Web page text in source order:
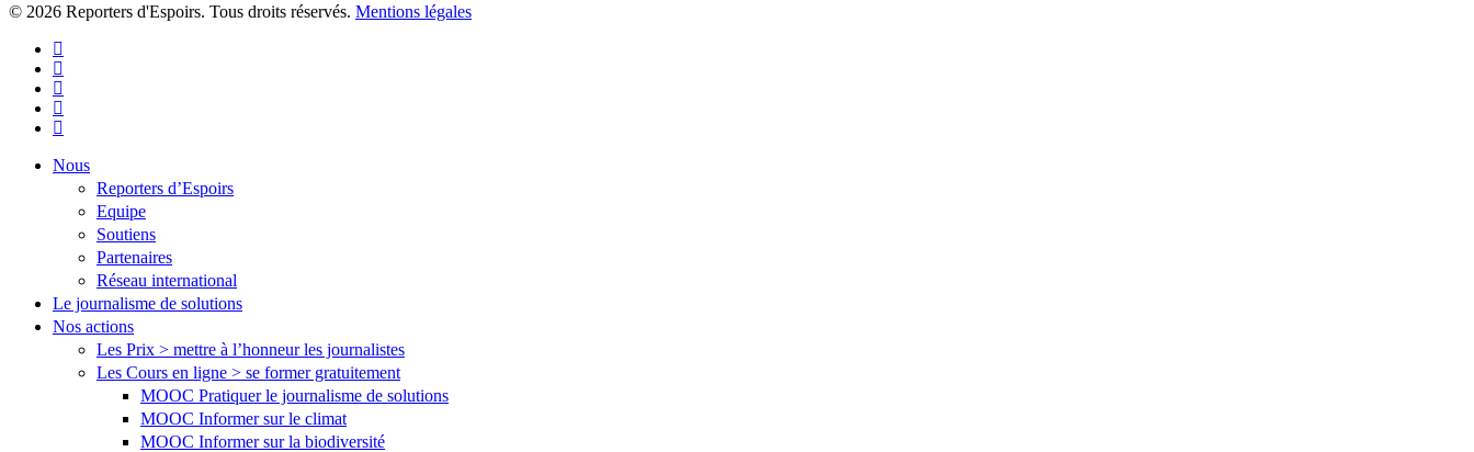
© 2026 Reporters d'Espoirs. Tous droits réservés. Mentions légales
twitter
facebook
linkedin
youtube
flickr
Close
Nous
Reporters d’Espoirs
Equipe
Soutiens
Partenaires
Réseau international
Le journalisme de solutions
Nos actions
Les Prix > mettre à l’honneur les journalistes
Les Cours en ligne > se former gratuitement
MOOC Pratiquer le journalisme de solutions
MOOC Informer sur le climat
MOOC Informer sur la biodiversité